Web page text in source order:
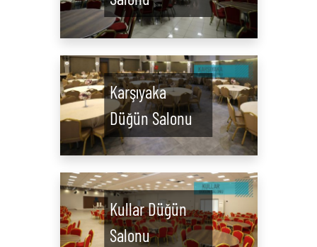
Karşıyaka
Düğün Salonu
Kullar Düğün
Salonu